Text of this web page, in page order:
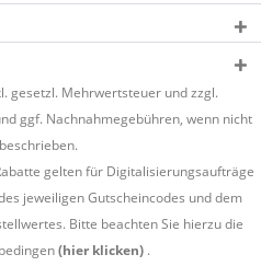
gesetzl. Mehrwertsteuer und zzgl.
ggf. Nachnahmegebühren, wenn nicht
gelten für Digitalisierungsaufträge
jeweiligen Gutscheincodes und dem
Bitte beachten Sie hierzu die
(hier klicken) .